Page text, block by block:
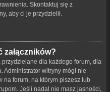
Skontaktuj się z
aby ci je przydzielił.
załączników?
dla każdego forum, dla
witryny mógł nie
na forum, na którym piszesz lub
Jeśli nadal nie masz jasności,